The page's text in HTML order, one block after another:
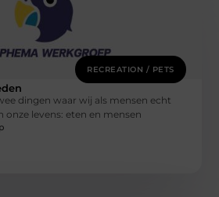
RECREATION / PETS
dingen waar wij als mensen echt
onze levens: eten en mensen